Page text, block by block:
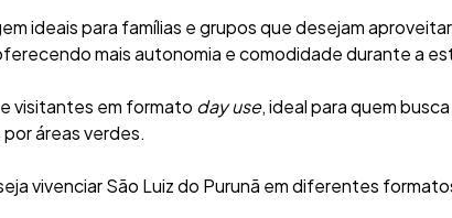
ideais para famílias e grupos que desejam
mais autonomia e comodidade durante a
visitantes em formato day use, ideal para quem
áreas verdes.
vivenciar São Luiz do Purunã em diferentes